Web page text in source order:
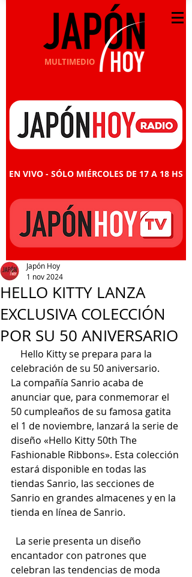
MULTIMEDIO
EN VIVO - SÓLO MIÉRCOLES DE 17 A 18 HS
HELLO KITTY LANZA
EXCLUSIVA COLECCIÓN
POR SU 50 ANIVERSARIO
Japón Hoy
1 nov 2024
Hello Kitty se prepara para la
celebración de su 50 aniversario.
La compañía Sanrio acaba de
anunciar que, para conmemorar el
50 cumpleaños de su famosa gatita
el 1 de noviembre, lanzará la serie de
diseño «Hello Kitty 50th The
Fashionable Ribbons». Esta colección
estará disponible en todas las
tiendas Sanrio, las secciones de
Sanrio en grandes almacenes y en la
tienda en línea de Sanrio.
La serie presenta un diseño
encantador con patrones que
celebran las tendencias de moda